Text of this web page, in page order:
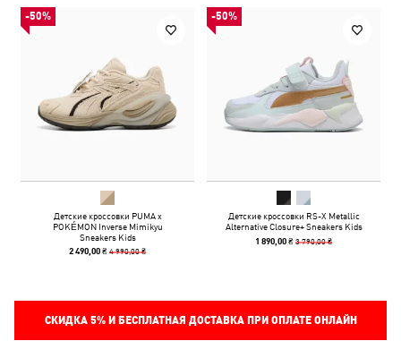
-50%
Детские кроссовки PUMA x
POKÉMON Inverse Mimikyu
Sneakers Kids
2 490,00 ₴4 990,00 ₴
-50%
Детские кроссовки RS-X Metallic
Alternative Closure+ Sneakers Kids
1 890,00 ₴3 790,00 ₴
СКИДКА 5%И БЕСПЛАТНАЯ ДОСТАВКА ПРИ ОПЛАТЕ ОНЛАЙН